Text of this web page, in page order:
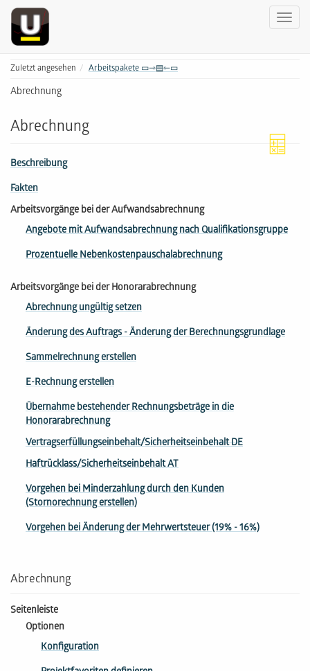
Zuletzt angesehen Arbeitspakete ▭⇾▤⇽▭
Abrechnung
Abrechnung
Beschreibung
Fakten
Arbeitsvorgänge bei der Aufwandsabrechnung
Angebote mit Aufwandsabrechnung nach Qualifikationsgruppe
Prozentuelle Nebenkostenpauschalabrechnung
Arbeitsvorgänge bei der Honorarabrechnung
Abrechnung ungültig setzen
Änderung des Auftrags - Änderung der Berechnungsgrundlage
Sammel­rech­nung erstellen
E-Rechnung erstellen
Übernahme bestehender Rechnungsbeträge in die
Honorarabrechnung
Vertragserfüllungseinbehalt/Sicherheitseinbehalt DE
Haftrücklass/Sicherheitseinbehalt AT
Vorgehen bei Minderzahlung durch den Kunden
(Stornorechnung erstellen)
Vorgehen bei Änderung der Mehrwertsteuer (19% - 16%)
Abrechnung
Seitenleiste
Optionen
Konfiguration